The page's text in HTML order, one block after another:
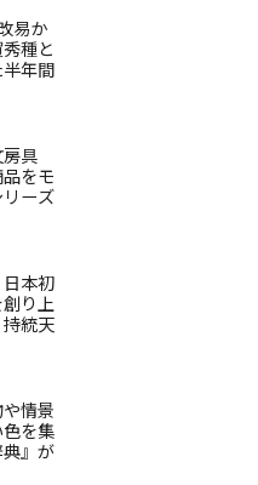
易か
種と
年間
具
をモ
ーズ
本初
り上
統天
情景
を集
』が